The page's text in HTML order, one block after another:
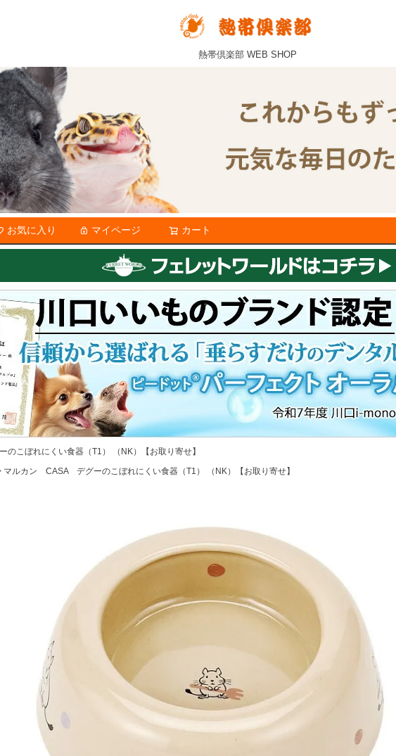
熱帯倶楽部 WEB SHOP
お気に入り マイページ カート
こぼれにくい食器（T1） （NK）【お取り寄せ】
マルカン CASA デグーのこぼれにくい食器（T1） （NK）【お取り寄せ】